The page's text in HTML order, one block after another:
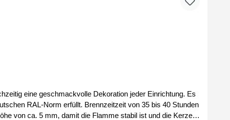
eine geschmackvolle Dekoration jeder Einrichtung. Es
von 35 bis 40 Stunden